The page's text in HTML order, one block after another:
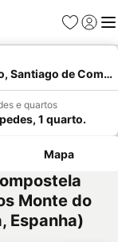
Favoritos
Iniciar
Santiago de
e quartos
1 quarto.
Mapa
Monte do
Espanha)